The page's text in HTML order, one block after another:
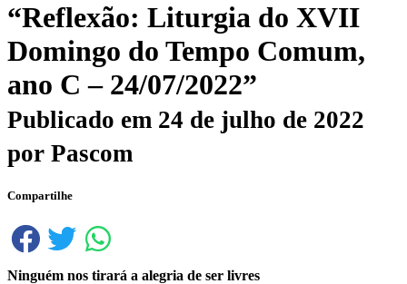
“Reflexão: Liturgia do XVII
Domingo do Tempo Comum,
ano C – 24/07/2022”
Publicado em 24 de julho de 2022
por Pascom
Compartilhe
Ninguém nos tirará a alegria de ser livres